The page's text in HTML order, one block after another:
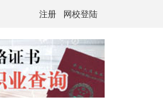
注册 网校登陆